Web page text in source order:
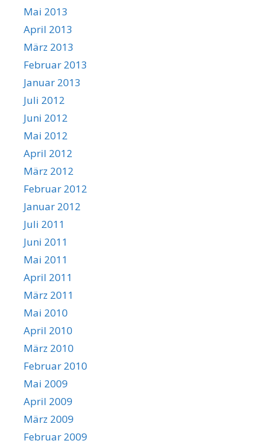
Mai 2013
April 2013
März 2013
Februar 2013
Januar 2013
Juli 2012
Juni 2012
Mai 2012
April 2012
März 2012
Februar 2012
Januar 2012
Juli 2011
Juni 2011
Mai 2011
April 2011
März 2011
Mai 2010
April 2010
März 2010
Februar 2010
Mai 2009
April 2009
März 2009
Februar 2009